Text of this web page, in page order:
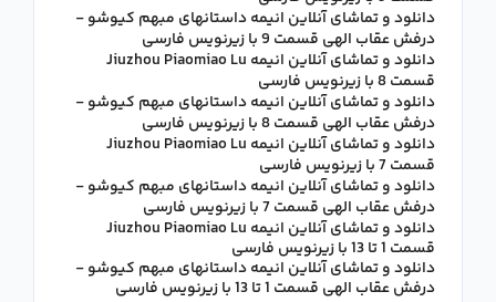
دانلود و تماشای آنلاین انیمه داستانهای مبهم کیوشو -
درفش عقاب الهی قسمت 9 با زیرنویس فارسی
دانلود و تماشای آنلاین انیمه Jiuzhou Piaomiao Lu
قسمت 8 با زیرنویس فارسی
دانلود و تماشای آنلاین انیمه داستانهای مبهم کیوشو -
درفش عقاب الهی قسمت 8 با زیرنویس فارسی
دانلود و تماشای آنلاین انیمه Jiuzhou Piaomiao Lu
قسمت 7 با زیرنویس فارسی
دانلود و تماشای آنلاین انیمه داستانهای مبهم کیوشو -
درفش عقاب الهی قسمت 7 با زیرنویس فارسی
دانلود و تماشای آنلاین انیمه Jiuzhou Piaomiao Lu
قسمت 1 تا 13 با زیرنویس فارسی
دانلود و تماشای آنلاین انیمه داستانهای مبهم کیوشو -
درفش عقاب الهی قسمت 1 تا 13 با زیرنویس فارسی